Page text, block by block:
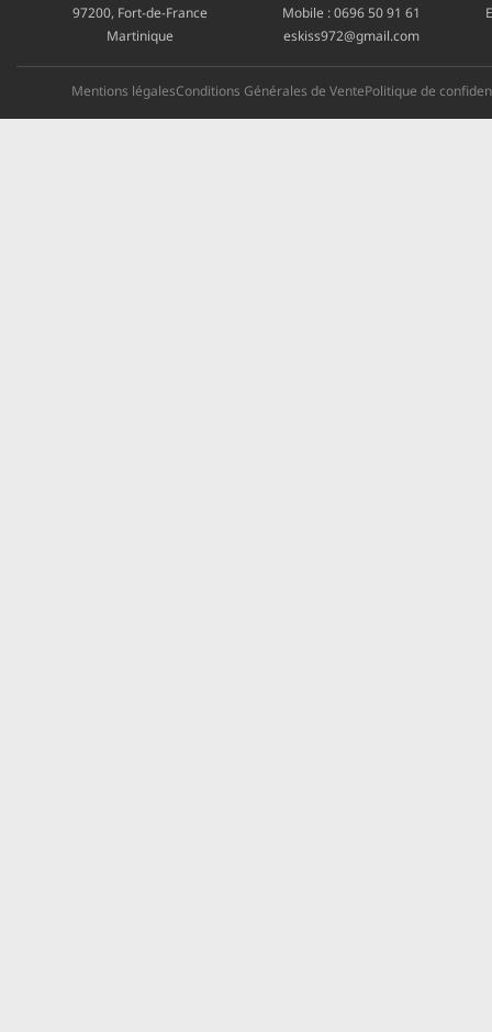
97200, Fort-de-France
Martinique
Mobile :0696 50 91 61
eskiss972@gmail.com
Mentions légalesConditions Générales de VentePolitique de